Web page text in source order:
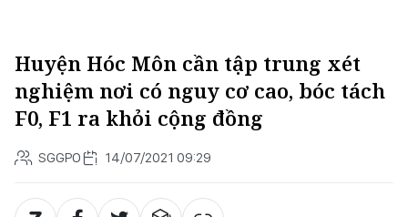
Huyện Hóc Môn cần tập trung xét
nghiệm nơi có nguy cơ cao, bóc tách
F0, F1 ra khỏi cộng đồng
SGGPO 14/07/2021 09:29